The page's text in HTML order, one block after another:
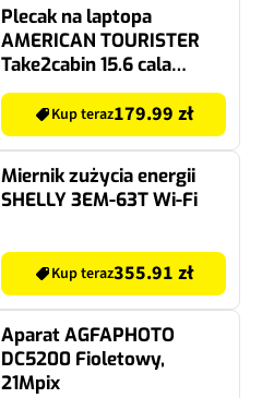
Plecak na laptopa
AMERICAN TOURISTER
Take2cabin 15.6 cala
Niebiesko-turkusowy
Kup teraz179.99 zł
Miernik zużycia energii
SHELLY 3EM-63T Wi-Fi
Kup teraz355.91 zł
Aparat AGFAPHOTO
DC5200 Fioletowy,
21Mpix